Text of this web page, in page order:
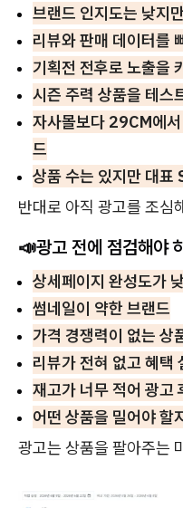
브랜드 인지도는 낮지
리뷰와 판매 데이터를
기획전 전후로 노출을
시즌 주력 상품을 테스
자사몰보다 29CM에
드
상품 수는 있지만 대표
반대로 아직 광고를 조심
📣광고 전에 점검해야
상세페이지 완성도가
썸네일이 약한 브랜드
가격 경쟁력이 없는 상
리뷰가 전혀 없고 혜택
재고가 너무 적어 광고
어떤 상품을 밀어야 할
광고는 상품을 팔아주는